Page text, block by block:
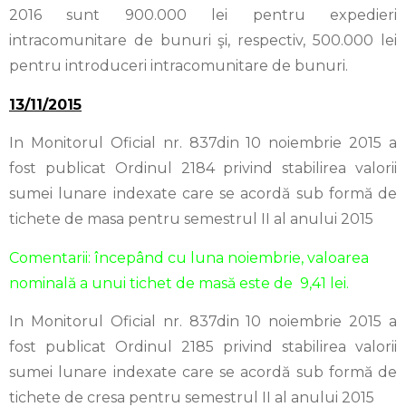
2016 sunt 900.000 lei pentru expedieri
intracomunitare de bunuri şi, respectiv, 500.000 lei
pentru introduceri intracomunitare de bunuri.
13/11/2015
In Monitorul Oficial nr. 837din 10 noiembrie 2015 a
fost publicat Ordinul 2184 privind stabilirea valorii
sumei lunare indexate care se acordă sub formă de
tichete de masa pentru semestrul II al anului 2015
Comentarii: începând cu luna noiembrie, valoarea
nominală a unui tichet de masă este de 9,41 lei.
In Monitorul Oficial nr. 837din 10 noiembrie 2015 a
fost publicat Ordinul 2185 privind stabilirea valorii
sumei lunare indexate care se acordă sub formă de
tichete de cresa pentru semestrul II al anului 2015